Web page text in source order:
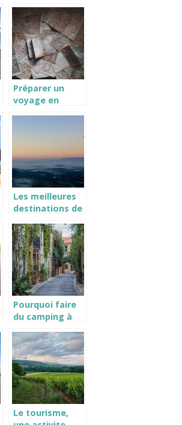
Préparer un
voyage en
Les meilleures
destinations de
les seniors
Pourquoi faire
du camping à
?
Le tourisme,